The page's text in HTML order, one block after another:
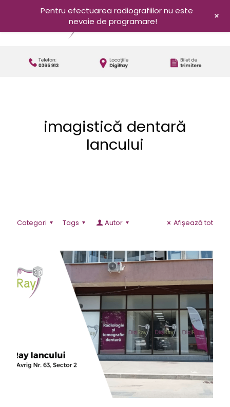
imagistică dentară
Iancului
Categori Tags Autor Afișează tot
Pentru efectuarea radiografiilor nu este
nevoie de programare!
+